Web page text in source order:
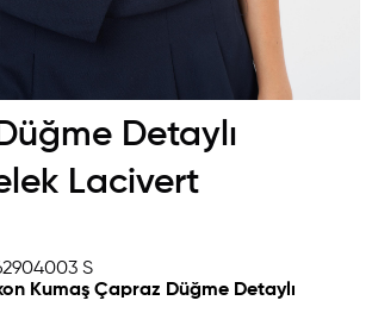
Detaylı
Lacivert
S
Kumaş Çapraz Düğme Detaylı